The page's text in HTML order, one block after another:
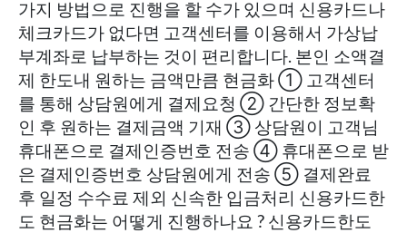
가지 방법으로 진행을 할 수가 있으며 신용카드나
체크카드가 없다면 고객센터를 이용해서 가상납
부계좌로 납부하는 것이 편리합니다. 본인 소액결
제 한도내 원하는 금액만큼 현금화 ① 고객센터
를 통해 상담원에게 결제요청 ② 간단한 정보확
인 후 원하는 결제금액 기재 ③ 상담원이 고객님
휴대폰으로 결제인증번호 전송 ④ 휴대폰으로 받
은 결제인증번호 상담원에게 전송 ⑤ 결제완료
후 일정 수수료 제외 신속한 입금처리 신용카드한
도 현금화는 어떻게 진행하나요 ? 신용카드한도